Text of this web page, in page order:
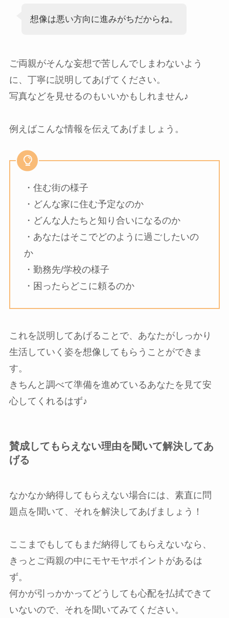
想像は悪い方向に進みがちだからね。
ご両親がそんな妄想で苦しんでしまわないよう
に、丁寧に説明してあげてください。
写真などを見せるのもいいかもしれません♪
例えばこんな情報を伝えてあげましょう。
・住む街の様子
・どんな家に住む予定なのか
・どんな人たちと知り合いになるのか
・あなたはそこでどのように過ごしたいの
か
・勤務先/学校の様子
・困ったらどこに頼るのか
これを説明してあげることで、あなたがしっかり
生活していく姿を想像してもらうことができま
す。
きちんと調べて準備を進めているあなたを見て安
心してくれるはず♪
賛成してもらえない理由を聞いて解決してあ
げる
なかなか納得してもらえない場合には、素直に問
題点を聞いて、それを解決してあげましょう！
ここまでもしてもまだ納得してもらえないなら、
きっとご両親の中にモヤモヤポイントがあるは
ず。
何かが引っかかってどうしても心配を払拭できて
いないので、それを聞いてみてください。